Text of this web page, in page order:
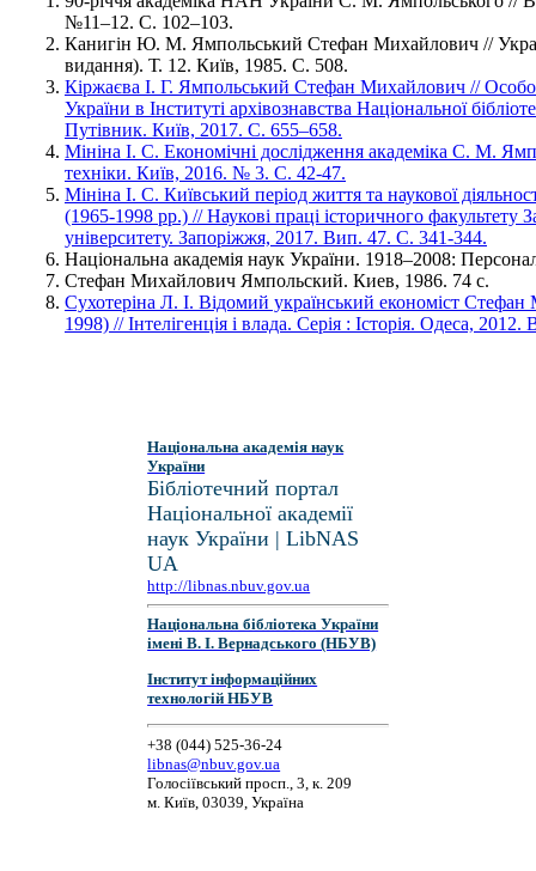
№11–12. С. 102–103.
Канигін Ю. М. Ямпольський Стефан Михайлович //
видання). Т. 12. Київ, 1985. С. 508.
Кіржаєва І. Г. Ямпольський Стефан Михайлович //
України в Інституті архівознавства Національної
Путівник. Київ, 2017. С. 655–658.
Мініна І. С. Економічні дослідження академіка С. М.
техніки. Київ, 2016. № 3. С. 42-47.
Мініна І. С. Київський період життя та наукової
(1965-1998 рр.) // Наукові праці історичного факультету
університету. Запоріжжя, 2017. Вип. 47. С. 341-344.
Національна академія наук України. 1918–2008:
Стефан Михайлович Ямпольский. Киев, 1986. 74 с.
Сухотеріна Л. І. Відомий український економіст
1998) // Інтелігенція і влада. Серія : Історія. Одеса,
Національна академія наук
України
Бібліотечний портал
Національної академії
наук України | LibNAS
UA
http://libnas.nbuv.gov.ua
Національна бібліотека України
імені В. І. Вернадського (НБУВ)
Інститут інформаційних
технологій НБУВ
+38 (044) 525-36-24
libnas@nbuv.gov.ua
Голосіївський просп., 3, к. 209
м. Київ, 03039, Україна